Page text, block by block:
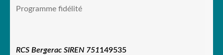
Programme fidélité
RCS Bergerac SIREN 751149535